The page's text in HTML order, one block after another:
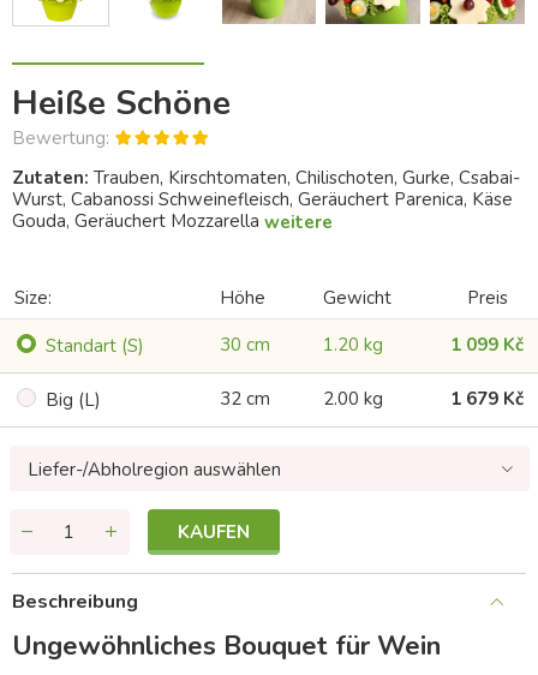
Heiße Schöne
Bewertung:
Zutaten: Trauben, Kirschtomaten, Chilischoten, Gurke, Csabai-
Wurst, Cabanossi Schweinefleisch, Geräuchert Parenica, Käse
Gouda, Geräuchert Mozzarella weitere
Size: Höhe Gewicht
Preis
Standart (S)
30 cm 1.20 kg 1 099 Kč
Big (L) 32 cm 2.00 kg 1 679 Kč
Liefer-/Abholregion auswählen
KAUFEN
Beschreibung
Ungewöhnliches Bouquet für Wein